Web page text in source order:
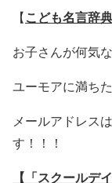
【こども名言辞典
お子さんが何気な
ユーモアに満ち
メールアドレス
す！！！
【「スクールデ